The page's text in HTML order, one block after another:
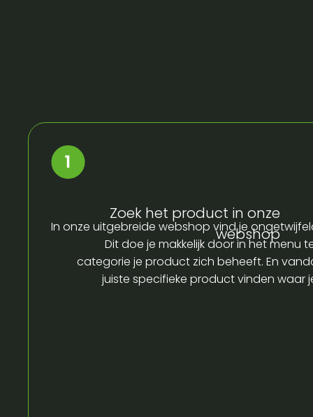
Zoek het product in onze
webshop
In onze uitgebreide webshop vind je
Dit doe je makkelijk door in het menu
categorie je product zich beheeft. En
juiste specifieke product vinden waar